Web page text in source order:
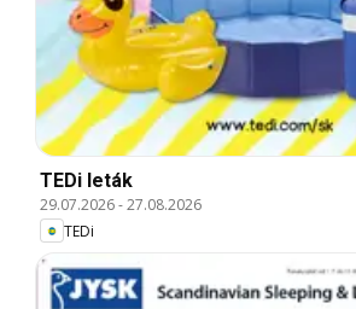
TEDi leták
29.07.2026-27.08.2026
TEDi